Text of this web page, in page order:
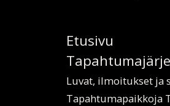
Etusi­vu
Lu­vat, il­moi­tuk­set ja
Ta­pah­tu­ma­paik­ko­ja